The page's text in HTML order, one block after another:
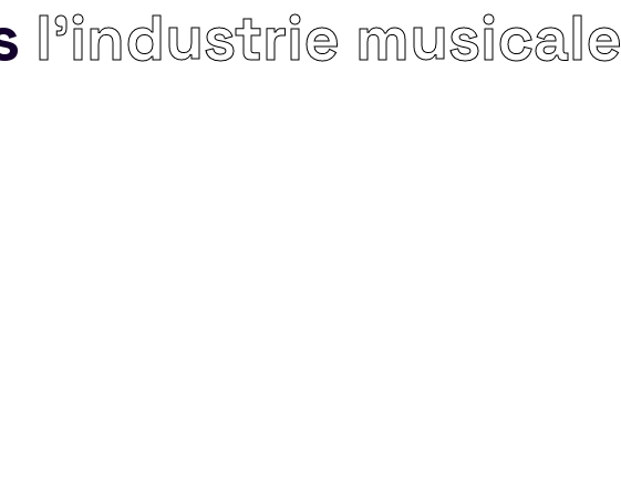
l’industrie musicale